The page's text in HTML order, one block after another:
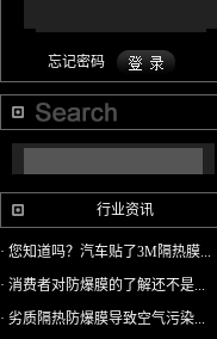
忘记密码
行业资讯
· 您知道吗？汽车贴了3M隔热膜...
· 消费者对防爆膜的了解还不是...
· 劣质隔热防爆膜导致空气污染...